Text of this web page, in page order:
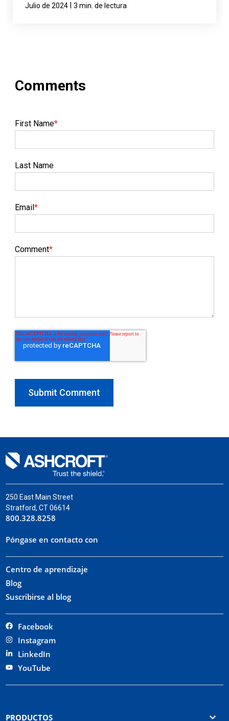
Julio de 2024 3 min. de lectura
First Name*
Last Name
Email*
Comment*
250 East Main Street
Stratford, CT 06614
800.328.8258
Póngase en contacto con
Centro de aprendizaje
Blog
Suscribirse al blog
Facebook
Instagram
LinkedIn
YouTube
PRODUCTOS